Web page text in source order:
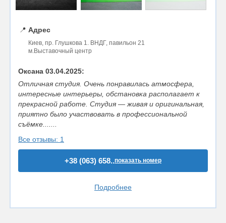
📍 Адрес
Киев, пр. Глушкова 1. ВНДГ, павильон 21
м.Выставочный центр
Оксана 03.04.2025:
Отличная студия. Очень понравилась атмосфера,
интересные интерьеры, обстановка располагает к
прекрасной работе. Студия — живая и оригинальная,
приятно было участвовать в профессиональной
съёмке.......
Все отзывы: 1
+38 (063) 658..показать номер
Подробнее